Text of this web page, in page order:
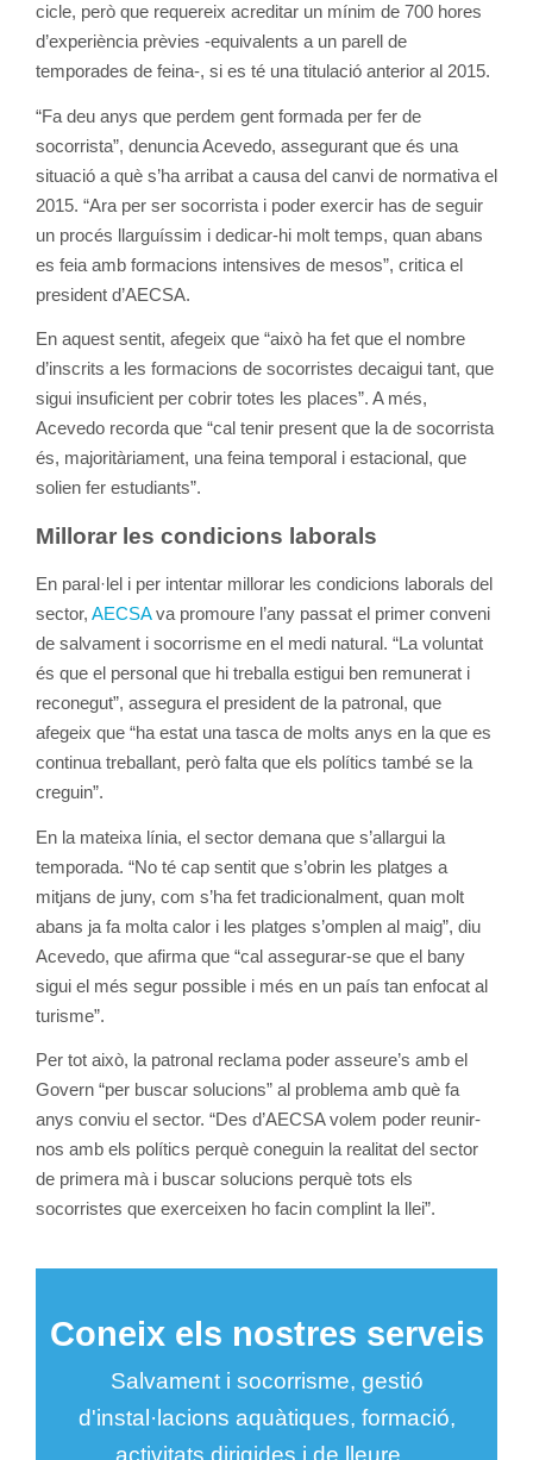
cicle, però que requereix acreditar un mínim de 700 hores
d’experiència prèvies -equivalents a un parell de
temporades de feina-, si es té una titulació anterior al 2015.
“Fa deu anys que perdem gent formada per fer de
socorrista”, denuncia Acevedo, assegurant que és una
situació a què s’ha arribat a causa del canvi de normativa el
2015. “Ara per ser socorrista i poder exercir has de seguir
un procés llarguíssim i dedicar-hi molt temps, quan abans
es feia amb formacions intensives de mesos”, critica el
president d’AECSA.
En aquest sentit, afegeix que “això ha fet que el nombre
d’inscrits a les formacions de socorristes decaigui tant, que
sigui insuficient per cobrir totes les places”. A més,
Acevedo recorda que “cal tenir present que la de socorrista
és, majoritàriament, una feina temporal i estacional, que
solien fer estudiants”.
Millorar les condicions laborals
En paral·lel i per intentar millorar les condicions laborals del
sector, AECSAva promoure l’any passat el primer conveni
de salvament i socorrisme en el medi natural. “La voluntat
és que el personal que hi treballa estigui ben remunerat i
reconegut”, assegura el president de la patronal, que
afegeix que “ha estat una tasca de molts anys en la que es
continua treballant, però falta que els polítics també se la
creguin”.
En la mateixa línia, el sector demana que s’allargui la
temporada. “No té cap sentit que s’obrin les platges a
mitjans de juny, com s’ha fet tradicionalment, quan molt
abans ja fa molta calor i les platges s’omplen al maig”, diu
Acevedo, que afirma que “cal assegurar-se que el bany
sigui el més segur possible i més en un país tan enfocat al
turisme”.
Per tot això, la patronal reclama poder asseure’s amb el
Govern “per buscar solucions” al problema amb què fa
anys conviu el sector. “Des d’AECSA volem poder reunir-
nos amb els polítics perquè coneguin la realitat del sector
de primera mà i buscar solucions perquè tots els
socorristes que exerceixen ho facin complint la llei”.
Coneix els nostres serveis
Salvament i socorrisme, gestió
d'instal·lacions aquàtiques, formació,
activitats dirigides i de lleure...